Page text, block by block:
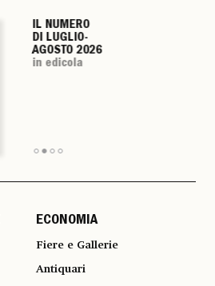
IL NUMERO
DI LUGLIO-
AGOSTO 2026
in edicola
IL NUMERO
DI LUGLIO-
AGOSTO 2026
in edicola
IL NUMERO
DI LUGLIO-
AGOSTO 2026
in edicola
IL NUMERO
DI LUGLIO-
AGOSTO 2026
in edicola
ECONOMIA
Fiere e Gallerie
Antiquari